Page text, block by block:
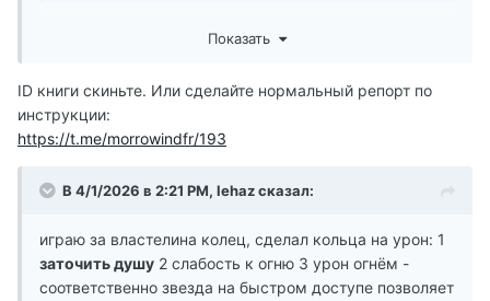
Мехра Гелас (она стоит в Морнхолде перед храмом и
Показать
ID книги скиньте. Или сделайте нормальный репорт по
инструкции:
https://t.me/morrowindfr/193
В 4/1/2026 в 2:21 PM, lehazсказал:
играю за властелина колец, сделал кольца на урон: 1
заточить душу 2 слабость к огню 3 урон огнём -
соответственно звезда на быстром доступе позволяет